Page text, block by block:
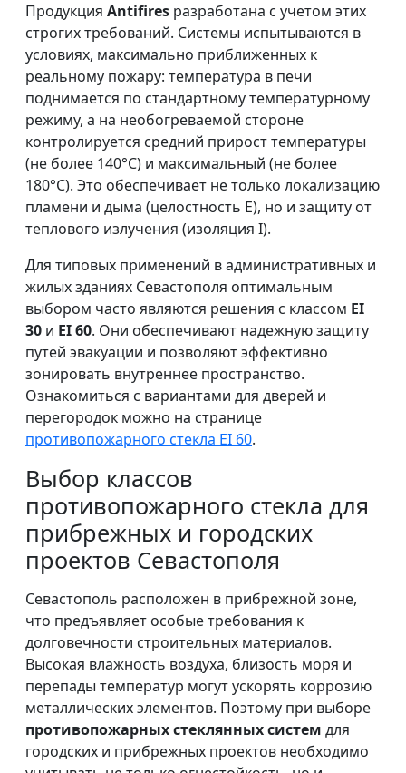
Продукция Antifires разработана с учетом этих
строгих требований. Системы испытываются в
условиях, максимально приближенных к
реальному пожару: температура в печи
поднимается по стандартному температурному
режиму, а на необогреваемой стороне
контролируется средний прирост температуры
(не более 140°C) и максимальный (не более
180°C). Это обеспечивает не только локализацию
пламени и дыма (целостность E), но и защиту от
теплового излучения (изоляция I).
Для типовых применений в административных и
жилых зданиях Севастополя оптимальным
выбором часто являются решения с классом EI
30 и EI 60. Они обеспечивают надежную защиту
путей эвакуации и позволяют эффективно
зонировать внутреннее пространство.
Ознакомиться с вариантами для дверей и
перегородок можно на странице
противопожарного стекла EI 60.
Выбор классов
противопожарного стекла для
прибрежных и городских
проектов Севастополя
Севастополь расположен в прибрежной зоне,
что предъявляет особые требования к
долговечности строительных материалов.
Высокая влажность воздуха, близость моря и
перепады температур могут ускорять коррозию
металлических элементов. Поэтому при выборе
противопожарных стеклянных систем для
городских и прибрежных проектов необходимо